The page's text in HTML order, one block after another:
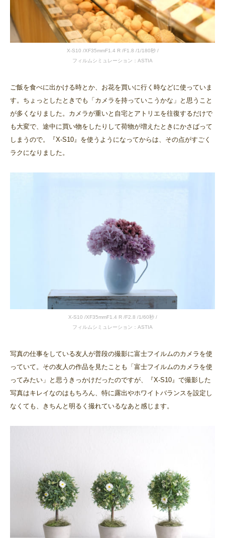
X-S10 /XF35mmF1.4 R /F1.8 /1/180秒 /
フィルムシミュレーション：ASTIA
ご飯を食べに出かける時とか、お花を買いに行く時などに使っていま
す。ちょっとしたときでも「カメラを持っていこうかな」と思うこと
が多くなりました。カメラが重いと自宅とアトリエを往復するだけで
も大変で、途中に買い物をしたりして荷物が増えたときにかさばって
しまうので。『X-S10』を使うようになってからは、その点がすごく
ラクになりました。
X-S10 /XF35mmF1.4 R /F2.8 /1/60秒 /
フィルムシミュレーション：ASTIA
写真の仕事をしている友人が普段の撮影に富士フイルムのカメラを使
っていて。その友人の作品を見たことも「富士フイルムのカメラを使
ってみたい」と思うきっかけだったのですが、『X-S10』で撮影した
写真はキレイなのはもちろん、特に露出やホワイトバランスを設定し
なくても、きちんと明るく撮れているなあと感じます。